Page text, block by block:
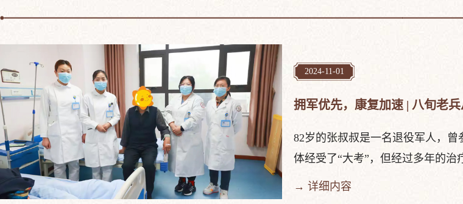
2024-11-01
拥军优先，康复加速 | 八旬老
82岁的张叔叔是一名退役军人，
体经受了“大考”，但经过多年的
→ 详细内容